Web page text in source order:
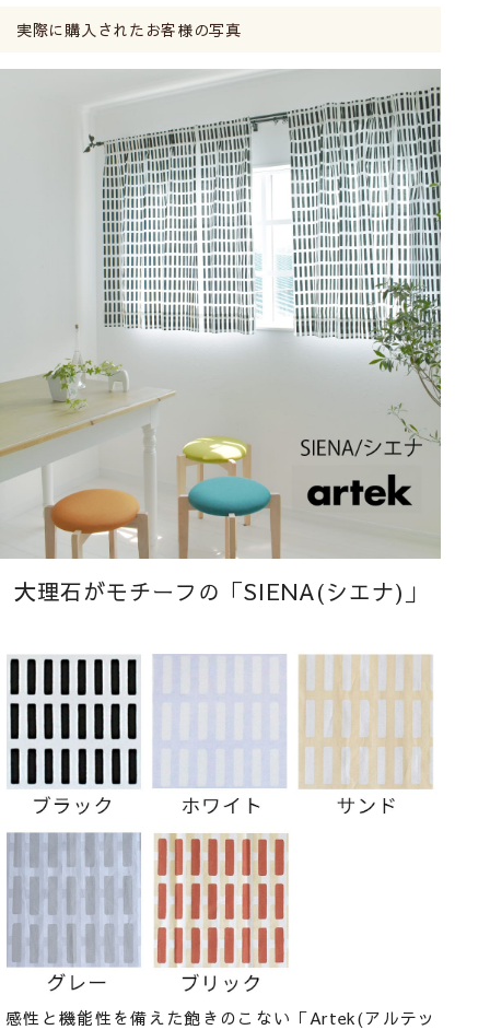
実際に購入されたお客様の写真
大理石がモチーフの「SIENA(シエナ)」
感性と機能性を備えた飽きのこない「Artek(アルテッ